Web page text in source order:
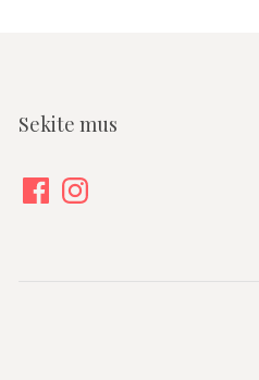
Sekite mus
FacebookInstagram